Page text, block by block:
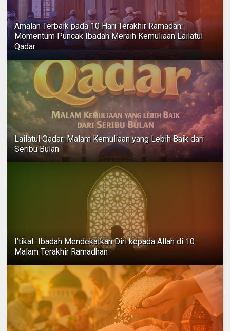
Amalan Terbaik pada 10 Hari Terakhir Ramadan:
Momentum Puncak Ibadah Meraih Kemuliaan Lailatul
Qadar
Lailatul Qadar: Malam Kemuliaan yang Lebih Baik dari
Seribu Bulan
I’tikaf: Ibadah Mendekatkan Diri kepada Allah di 10
Malam Terakhir Ramadhan